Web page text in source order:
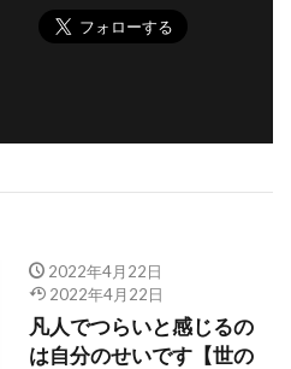
2022年4月22日
2022年4月22日
凡人でつらいと感じるの
は自分のせいです【世の